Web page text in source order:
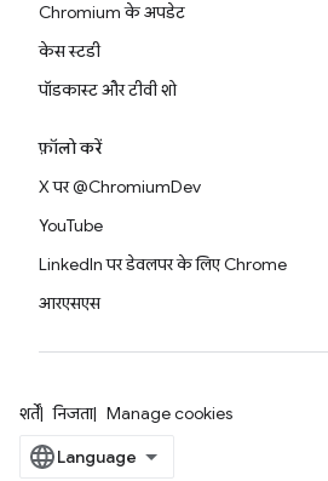
Chromium के अपडेट
केस स्टडी
पॉडकास्ट और टीवी शो
फ़ॉलो करें
X पर @ChromiumDev
YouTube
LinkedIn पर डेवलपर के लिए Chrome
आरएसएस
शर्तें निजता Manage cookies